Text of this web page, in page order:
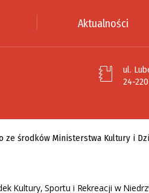
Aktualności
ul.
24-
Kultury, Sportu i Rekreacji w